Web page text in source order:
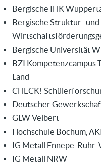
Bergische IHK
Bergische Struktur- und
Bergische Universität
BZI Kompetenzcampus
Land
CHECK!
Deutscher
GLW Velbert
Hochschule Bochum,
IG Metall Ennepe-
IG Metall NRW